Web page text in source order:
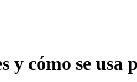
cómo se usa